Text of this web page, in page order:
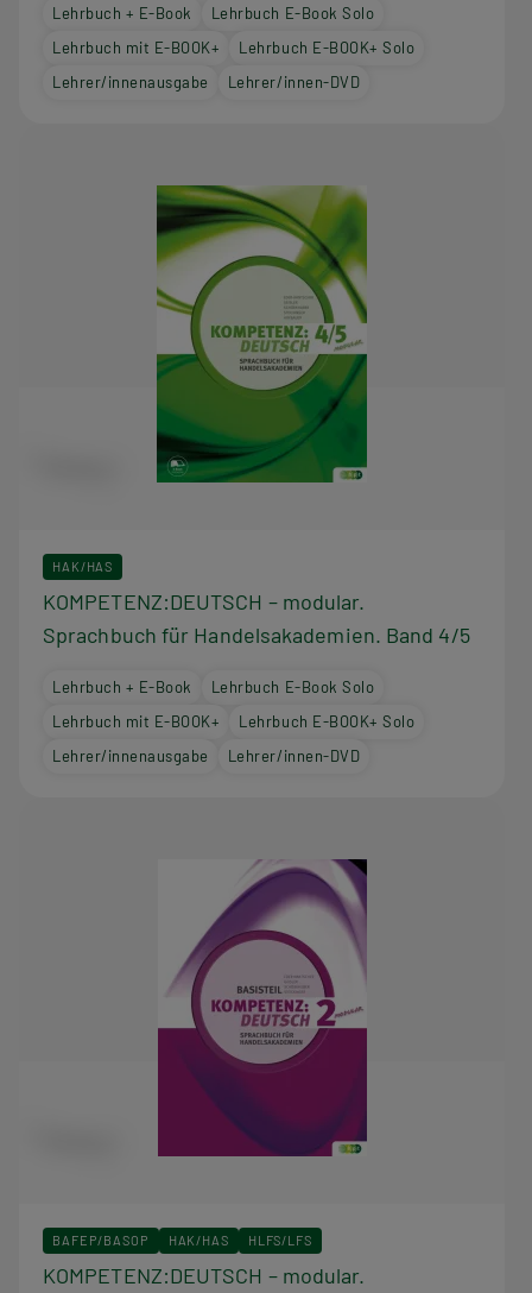
Lehrbuch + E-Book
Lehrbuch E-Book Solo
Lehrbuch mit E-BOOK+
Lehrbuch E-BOOK+ Solo
Lehrer/innenausgabe
Lehrer/innen-DVD
HAK/HAS
KOMPETENZ:DEUTSCH – modular.
Sprachbuch für Handelsakademien. Band 4/5
Lehrbuch + E-Book
Lehrbuch E-Book Solo
Lehrbuch mit E-BOOK+
Lehrbuch E-BOOK+ Solo
Lehrer/innenausgabe
Lehrer/innen-DVD
BAFEP/BASOP HAK/HAS HLFS/LFS
KOMPETENZ:DEUTSCH – modular.